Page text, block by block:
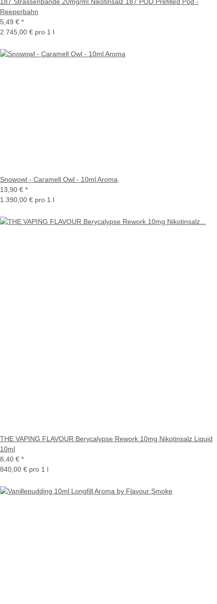
Reeperbahn
5,49 € *
2.745,00 € pro 1 l
Snowowl - Caramell Owl - 10ml Aroma
13,90 € *
1.390,00 € pro 1 l
THE VAPING FLAVOUR Berycalypse Rework 10mg Nikotinsalz Liquid
10ml
8,40 € *
840,00 € pro 1 l